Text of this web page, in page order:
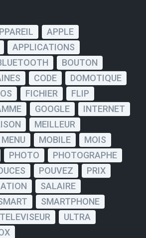
APPLE
APPLICATIONS
BOUTON
CODE
DOMOTIQUE
FICHIER
FLIP
GOOGLE
INTERNET
MEILLEUR
MENU MOBILE
MOIS
PHOTO
PHOTOGRAPHE
POUVEZ
PRIX
SALAIRE
SMARTPHONE
TELEVISEUR
ULTRA